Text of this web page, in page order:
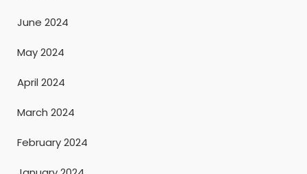
June 2024
May 2024
April 2024
March 2024
February 2024